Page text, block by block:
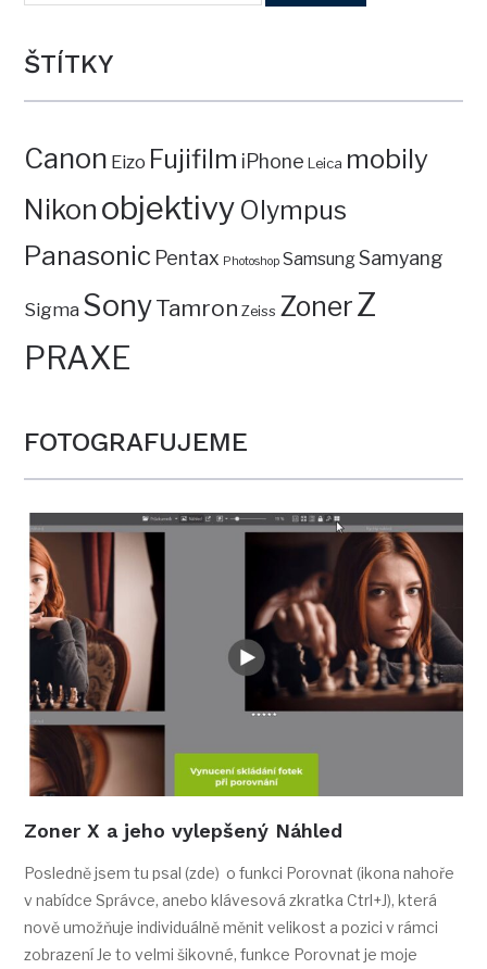
ŠTÍTKY
Canon Eizo Fujifilm iPhone Leica mobily
Nikon objektivy Olympus
Panasonic Pentax Photoshop SamsungSamyang
Sigma SonyTamron Zeiss ZonerZ
PRAXE
FOTOGRAFUJEME
Zoner X a jeho vylepšený Náhled
Posledně jsem tu psal (zde) o funkci Porovnat (ikona nahoře
v nabídce Správce, anebo klávesová zkratka Ctrl+J), která
nově umožňuje individuálně měnit velikost a pozici v rámci
zobrazení Je to velmi šikovné, funkce Porovnat je moje